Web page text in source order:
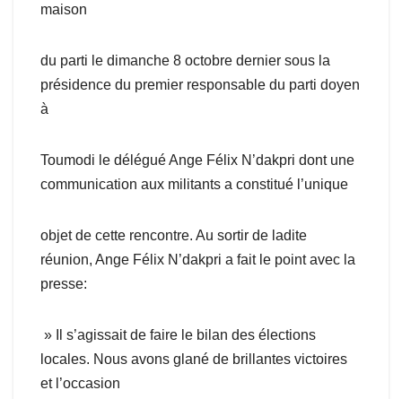
maison
du parti le dimanche 8 octobre dernier sous la
présidence du premier responsable du parti doyen
à
Toumodi le délégué Ange Félix N’dakpri dont une
communication aux militants a constitué l’unique
objet de cette rencontre. Au sortir de ladite
réunion, Ange Félix N’dakpri a fait le point avec la
presse:
» Il s’agissait de faire le bilan des élections
locales. Nous avons glané de brillantes victoires
et l’occasion